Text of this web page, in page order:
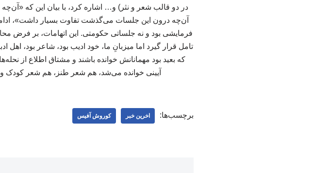
در دو قالب شعر و نثر) و… اشاره کرد، با بیان این که
آن‌چه درون این جلسات می‌گذشت تفاوت بسیار داشت»،
فرمایشی بود و نه جلساتی حکومتی. این اتهامات، بر فرض
تامل قرار گیرد اما میزبانِ ما، خود ادیب بود، شاعر بود، اهل
که بعید بود مهمانانش خوانده باشند و مشتاق اطلاع از
آیینی خوانده می‌شد، هم شعر طنز، هم شعر کودک و
برچسب‌ها: اخرین خبر کوروش آفیس